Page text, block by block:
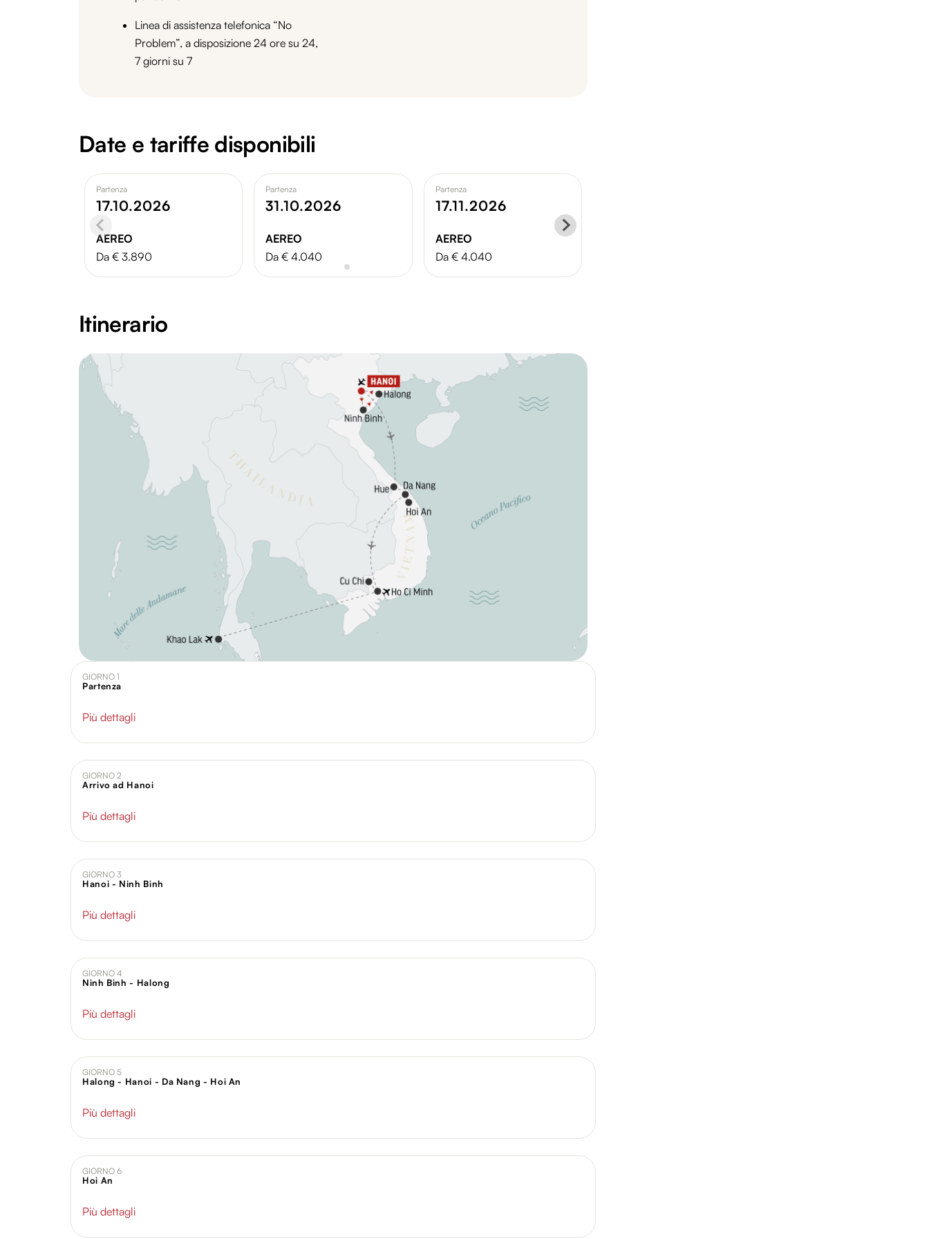
Linea di assistenza telefonica “No
Problem”, a disposizione 24 ore su 24,
7 giorni su 7
Date e tariffe disponibili
Partenza
17.10.2026
AEREO
Da € 3.890
Partenza
31.10.2026
AEREO
Da € 4.040
Partenza
17.11.2026
AEREO
Da € 4.040
Itinerario
GIORNO 1
Partenza
Più dettagli
GIORNO 2
Arrivo ad Hanoi
Più dettagli
GIORNO 3
Hanoi - Ninh Binh
Più dettagli
GIORNO 4
Ninh Binh - Halong
Più dettagli
GIORNO 5
Halong - Hanoi - Da Nang - Hoi An
Più dettagli
GIORNO 6
Hoi An
Più dettagli